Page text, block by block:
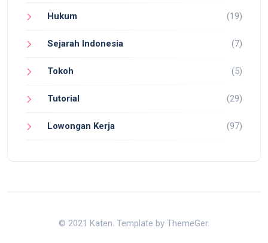
Hukum (19)
Sejarah Indonesia (7)
Tokoh (5)
Tutorial (29)
Lowongan Kerja (97)
© 2021 Katen. Template by ThemeGer.